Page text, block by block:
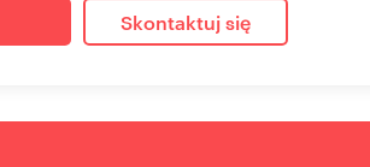
Skontaktuj się